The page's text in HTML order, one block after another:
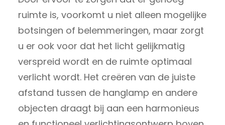
ruimte is, voorkomt u niet alleen mogelijke
botsingen of belemmeringen, maar zorgt
u er ook voor dat het licht gelijkmatig
verspreid wordt en de ruimte optimaal
verlicht wordt. Het creëren van de juiste
afstand tussen de hanglamp en andere
objecten draagt bij aan een harmonieus